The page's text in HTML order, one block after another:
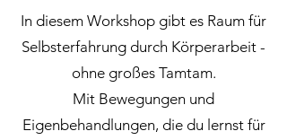
In diesem Workshop gibt es Raum für
Selbsterfahrung durch Körperarbeit -
ohne großes Tamtam.
Mit Bewegungen und
Eigenbehandlungen, die du lernst für